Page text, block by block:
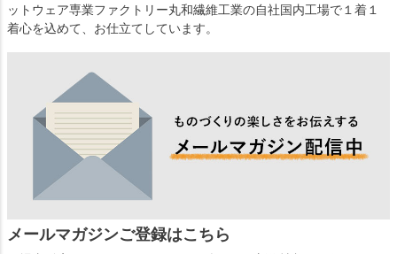
ットウェア専業ファクトリー丸和繊維工業の自社国内工場で１着１
着心を込めて、お仕立てしています。
メールマガジンご登録はこちら